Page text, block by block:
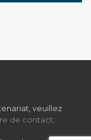
veuillez
de contact